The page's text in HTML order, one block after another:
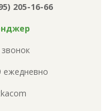
205-16-66
ежедневно